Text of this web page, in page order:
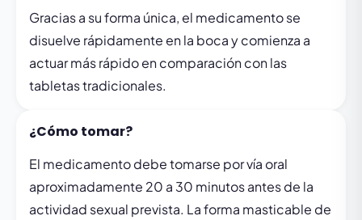
Gracias a su forma única, el medicamento se
disuelve rápidamente en la boca y comienza a
actuar más rápido en comparación con las
tabletas tradicionales.
¿Cómo tomar?
El medicamento debe tomarse por vía oral
aproximadamente 20 a 30 minutos antes de la
actividad sexual prevista. La forma masticable de